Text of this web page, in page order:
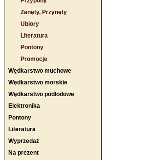
Zanęty, Przynęty
Ubiory
Literatura
Pontony
Promocje
Wędkarstwo muchowe
Wędkarstwo morskie
Wędkarstwo podlodowe
Elektronika
Pontony
Literatura
Wyprzedaż
Na prezent